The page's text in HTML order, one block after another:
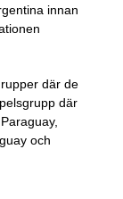
innan
där de
där
och